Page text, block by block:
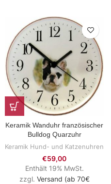
Keramik Wanduhr französischer
Bulldog Quarzuhr
Keramik Hund- und Katzenuhren
€59,00
Enthält 19% MwSt.
zzgl. Versand (ab 70€